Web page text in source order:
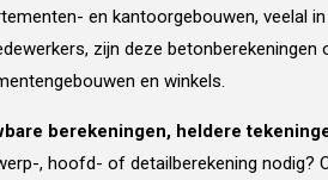
en kantoorgebouwen, veelal
zijn deze
en winkels.
berekeningen, heldere
, hoofd- of detailberekening nodig?